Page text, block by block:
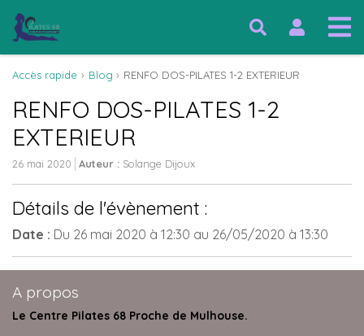
Accès rapide Blog RENFO DOS-PILATES 1-2 EXTERIEUR
RENFO DOS-PILATES 1-2
EXTERIEUR
26 mai 2020 Auteur : Solange Dijoux
Détails de l'évènement :
Date : Du 26 mai 2020 à 12:30 au 26/05/2020 à 13:30
A propos
Le Centre Pilates 68 Proche de Mulhouse.